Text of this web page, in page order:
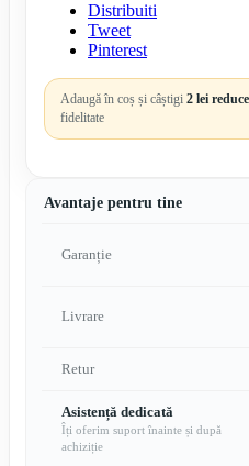
Avantaje pentru tine
Garanție
Livrare
Retur
Asistență dedicată
Îți oferim suport înainte și după
achiziție
Distribuiti
Tweet
Pinterest
Adaugă în coș și câștigi 2 lei
fidelitate